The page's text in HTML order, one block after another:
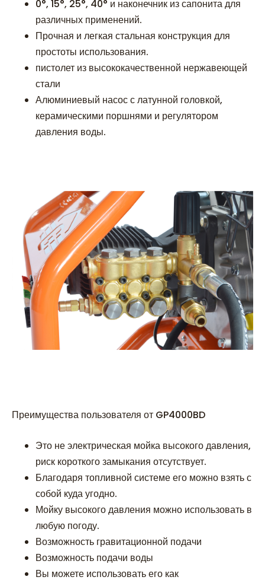
0°, 15°, 25°, 40° и наконечник из сапонита для
различных применений.
Прочная и легкая стальная конструкция для
простоты использования.
пистолет из высококачественной нержавеющей
стали
Алюминиевый насос с латунной головкой,
керамическими поршнями и регулятором
давления воды.
Преимущества пользователя от GP4000BD
Это не электрическая мойка высокого давления,
риск короткого замыкания отсутствует.
Благодаря топливной системе его можно взять с
собой куда угодно.
Мойку высокого давления можно использовать в
любую погоду.
Возможность гравитационной подачи
Возможность подачи воды
Вы можете использовать его как